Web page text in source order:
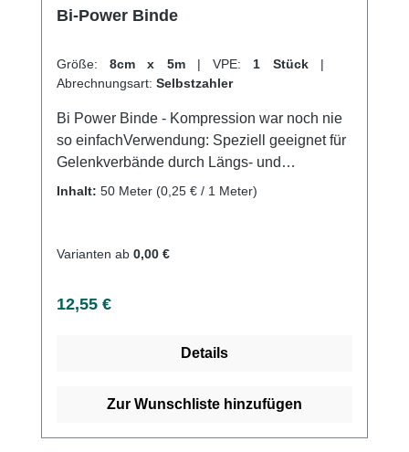
Bi-Power Binde
Größe: 8cm x 5m | VPE: 1 Stück |
Abrechnungsart: Selbstzahler
Bi Power Binde - Kompression war noch nie
so einfachVerwendung: Speziell geeignet für
Gelenkverbände durch Längs- und
QuerdehnungFür eine regulierbare
Luxationen, Distorsionen und
Baumwolle, Polyamid, Polyurethan5m
Kompressionsbinde (längs- und
120%Querdehnung ca.
Inhalt: 50 Meter (0,25 € / 1 Meter)
Varianten ab 0,00 €
Regulärer Preis:
12,55 €
Details
Zur Wunschliste hinzufügen